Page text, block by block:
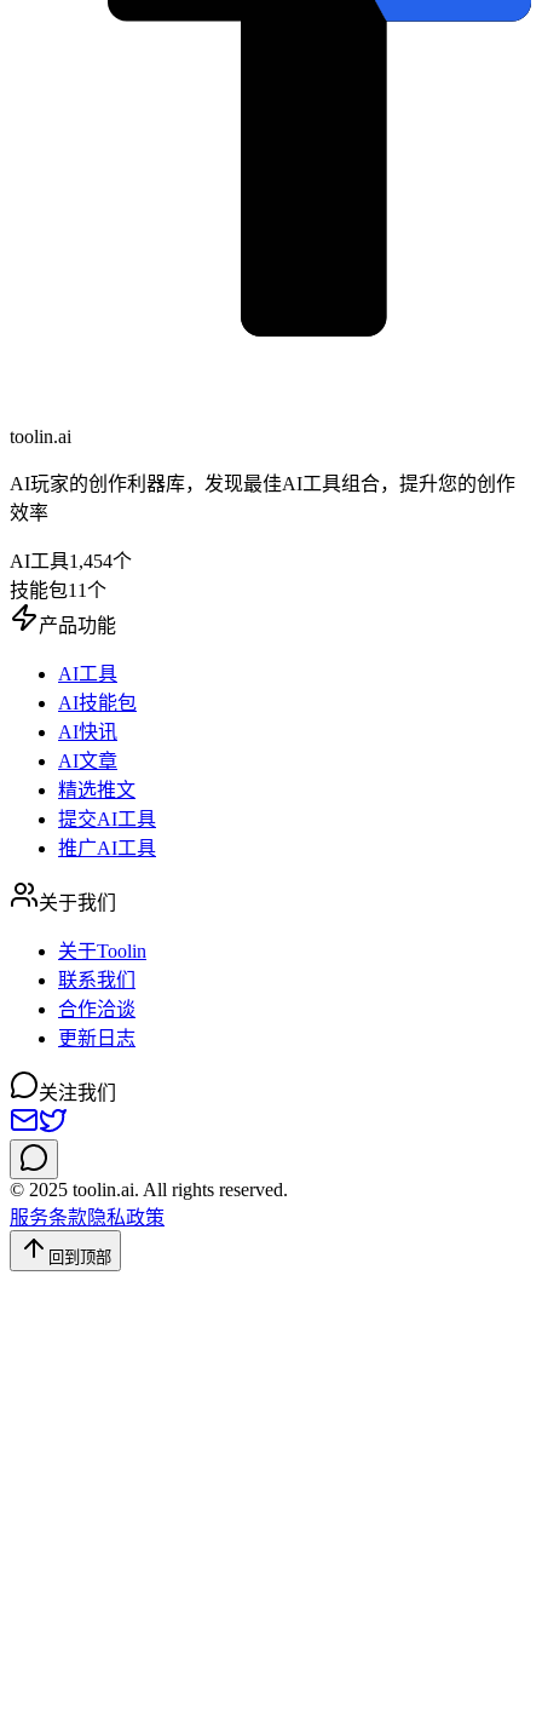
toolin.ai
AI玩家的创作利器库，发现最佳AI工具组合，提升您的创作
效率
AI工具1,454个
技能包11个
产品功能
AI工具
AI技能包
AI快讯
AI文章
精选推文
提交AI工具
推广AI工具
关于我们
关于Toolin
联系我们
合作洽谈
更新日志
关注我们
© 2025 toolin.ai. All rights reserved.
服务条款隐私政策
回到顶部